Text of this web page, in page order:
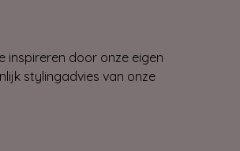
inspireren door onze eigen
stylingadvies van onze